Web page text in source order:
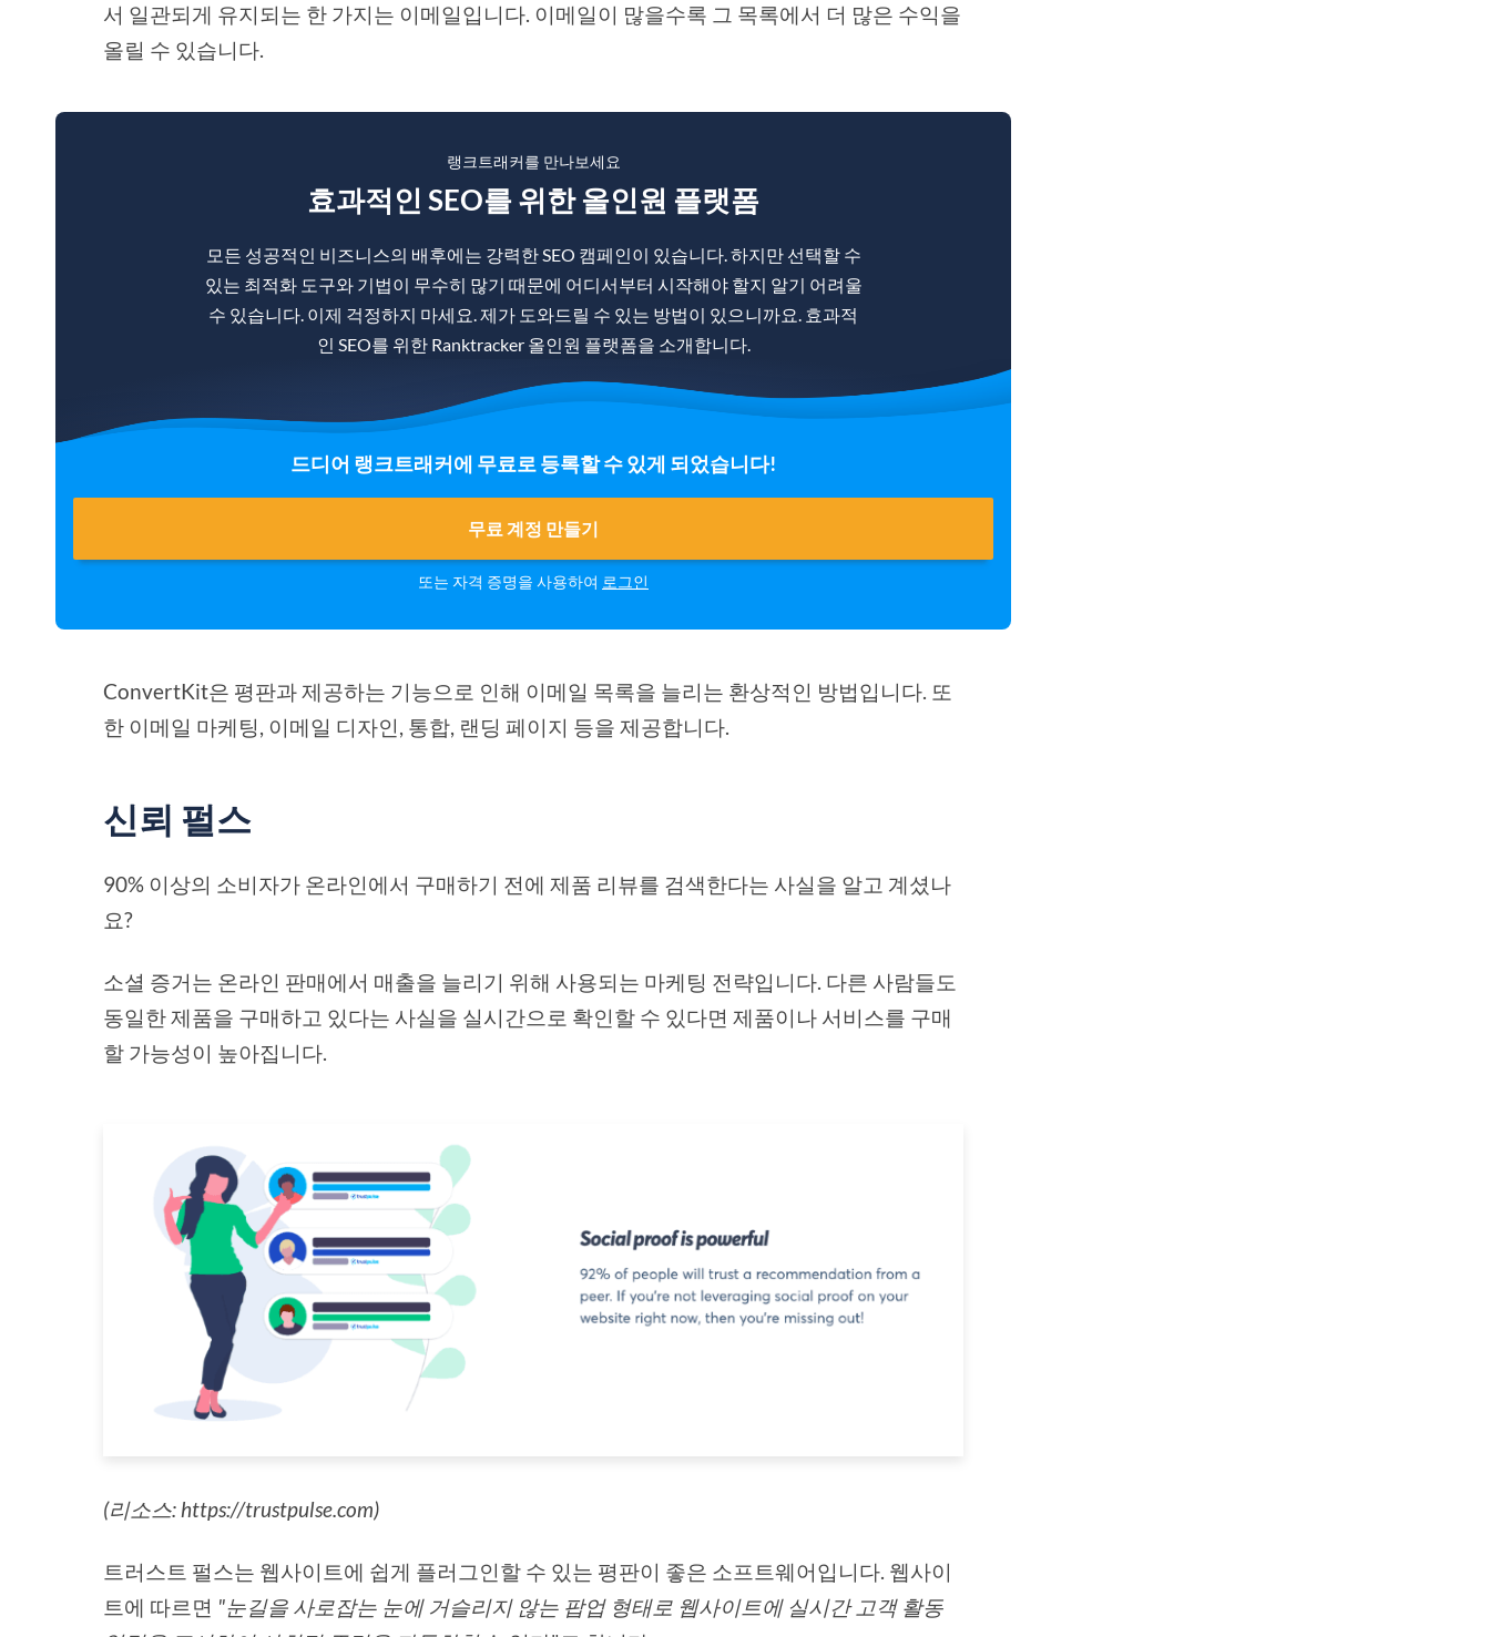
서 일관되게 유지되는 한 가지는 이메일입니다. 이메일이 많을수록 그 목록에서 더 많은 수익을
올릴 수 있습니다.
랭크트래커를 만나보세요
효과적인 SEO를 위한 올인원 플랫폼
모든 성공적인 비즈니스의 배후에는 강력한 SEO 캠페인이 있습니다. 하지만 선택할 수
있는 최적화 도구와 기법이 무수히 많기 때문에 어디서부터 시작해야 할지 알기 어려울
수 있습니다. 이제 걱정하지 마세요. 제가 도와드릴 수 있는 방법이 있으니까요. 효과적
인 SEO를 위한 Ranktracker 올인원 플랫폼을 소개합니다.
드디어 랭크트래커에 무료로 등록할 수 있게 되었습니다!
무료 계정 만들기
또는 자격 증명을 사용하여 로그인
ConvertKit은 평판과 제공하는 기능으로 인해 이메일 목록을 늘리는 환상적인 방법입니다. 또
한 이메일 마케팅, 이메일 디자인, 통합, 랜딩 페이지 등을 제공합니다.
신뢰 펄스
90% 이상의 소비자가 온라인에서 구매하기 전에 제품 리뷰를 검색한다는 사실을 알고 계셨나
요?
소셜 증거는 온라인 판매에서 매출을 늘리기 위해 사용되는 마케팅 전략입니다. 다른 사람들도
동일한 제품을 구매하고 있다는 사실을 실시간으로 확인할 수 있다면 제품이나 서비스를 구매
할 가능성이 높아집니다.
(리소스: https://trustpulse.com)
트러스트 펄스는 웹사이트에 쉽게 플러그인할 수 있는 평판이 좋은 소프트웨어입니다. 웹사이
트에 따르면 "눈길을 사로잡는 눈에 거슬리지 않는 팝업 형태로 웹사이트에 실시간 고객 활동